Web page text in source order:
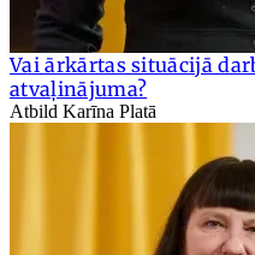
Vai ārkārtas situācijā
atvaļinājuma?
Atbild Karīna Platā